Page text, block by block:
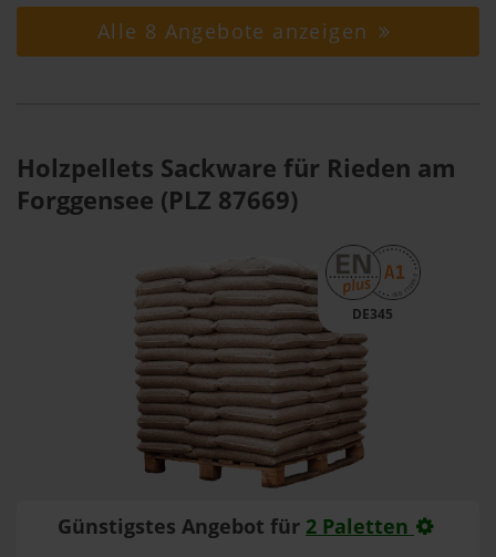
Alle 8 Angebote anzeigen
Holzpellets Sackware für Rieden am
Forggensee (PLZ 87669)
DE345
Günstigstes Angebot für 2 Paletten